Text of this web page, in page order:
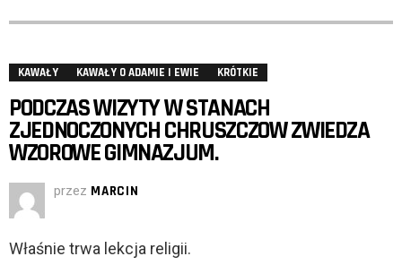
KAWAŁY KAWAŁY O ADAMIE I EWIE KRÓTKIE
PODCZAS WIZYTY W STANACH
ZJEDNOCZONYCH CHRUSZCZOW ZWIEDZA
WZOROWE GIMNAZJUM.
przez MARCIN
Właśnie trwa lekcja religii.